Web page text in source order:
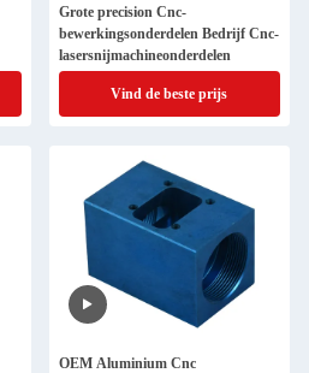
Grote precision Cnc-
bewerkingsonderdelen Bedrijf Cnc-
lasersnijmachineonderdelen
Vind de beste prijs
OEM Aluminium Cnc